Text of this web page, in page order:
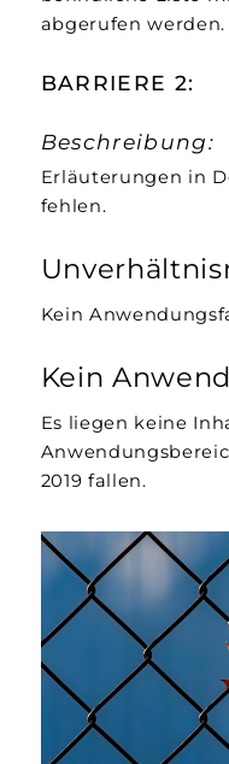
abgerufen werden.
BARRIERE 2:
Beschreibung:
Erläuterungen in
fehlen.
Kein
Kein
Es liegen keine
2019 fallen.